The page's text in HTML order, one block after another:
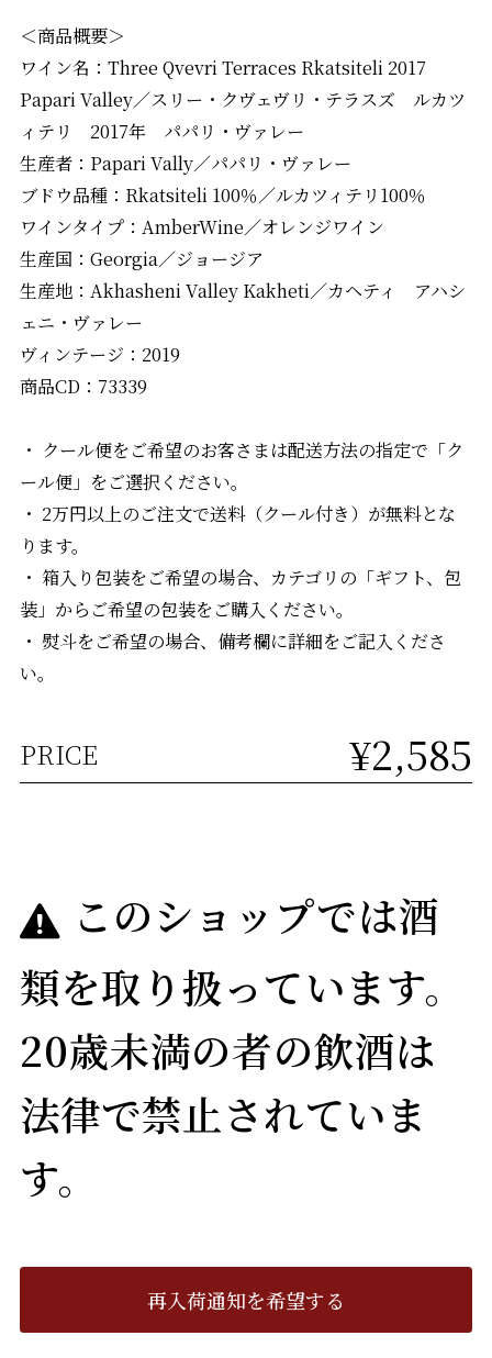
＜商品概要＞
ワイン名：Three Qvevri Terraces Rkatsiteli 2017
Papari Valley／スリー・クヴェヴリ・テラスズ ルカツ
ィテリ 2017年 パパリ・ヴァレー
生産者：Papari Vally／パパリ・ヴァレー
ブドウ品種：Rkatsiteli 100％／ルカツィテリ100％
ワインタイプ：AmberWine／オレンジワイン
生産国：Georgia／ジョージア
生産地：Akhasheni Valley Kakheti／カヘティ アハシ
ェニ・ヴァレー
ヴィンテージ：2019
商品CD：73339
・ クール便をご希望のお客さまは配送方法の指定で「ク
ール便」をご選択ください。
・ 2万円以上のご注文で送料（クール付き）が無料とな
ります。
・ 箱入り包装をご希望の場合、カテゴリの「ギフト、包
装」からご希望の包装をご購入ください。
・ 熨斗をご希望の場合、備考欄に詳細をご記入くださ
い。
PRICE ¥2,585
このショップでは酒
類を取り扱っています。
20歳未満の者の飲酒は
法律で禁止されていま
す。
再入荷通知を希望する